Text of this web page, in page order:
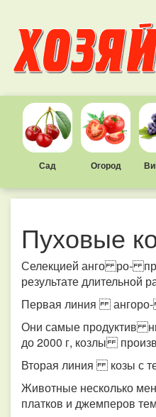
Сад Огород
Пуховые
Селекцией анго ро-
результате длительной
Первая линия ангоро-
Они самые продуктив
до 2000 г, козлы
Вторая линия козы с
Животные несколько
платков и джемперов